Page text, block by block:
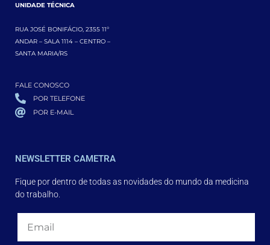
UNIDADE TÉCNICA
RUA JOSÉ BONIFÁCIO, 2355 11º
ANDAR – SALA 1114 – CENTRO –
SANTA MARIA/RS
FALE CONOSCO
POR TELEFONE
POR E-MAIL
NEWSLETTER CAMETRA
Fique por dentro de todas as novidades do mundo da medicina
do trabalho.